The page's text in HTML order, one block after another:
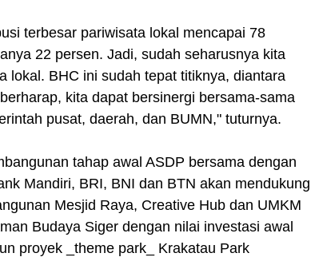
terbesar pariwisata lokal mencapai 78
22 persen. Jadi, sudah seharusnya kita
lokal. BHC ini sudah tepat titiknya, diantara
kita dapat bersinergi bersama-sama
pusat, daerah, dan BUMN," tuturnya.
tahap awal ASDP bersama dengan
Mandiri, BRI, BNI dan BTN akan mendukung
Mesjid Raya, Creative Hub dan UMKM
Budaya Siger dengan nilai investasi awal
proyek _theme park_ Krakatau Park